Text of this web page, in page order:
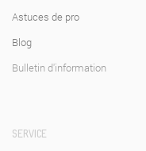
Astuces de pro
Blog
Bulletin d'information
SERVICE